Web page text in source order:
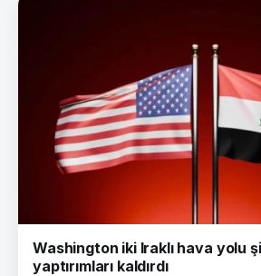
Washington iki Iraklı hava yolu
yaptırımları kaldırdı